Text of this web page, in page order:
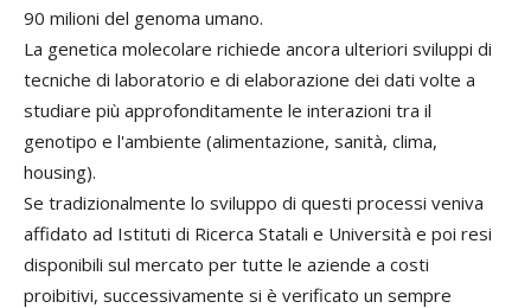
90 milioni del genoma umano.
La genetica molecolare richiede ancora ulteriori sviluppi di
tecniche di laboratorio e di elaborazione dei dati volte a
studiare più approfonditamente le interazioni tra il
genotipo e l'ambiente (alimentazione, sanità, clima,
housing).
Se tradizionalmente lo sviluppo di questi processi veniva
affidato ad Istituti di Ricerca Statali e Università e poi resi
disponibili sul mercato per tutte le aziende a costi
proibitivi, successivamente si è verificato un sempre